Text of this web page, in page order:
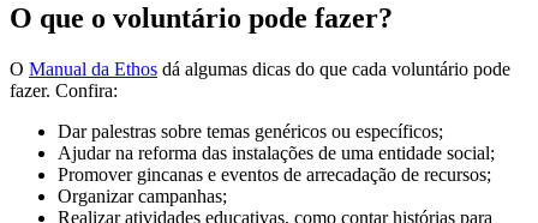
O que o voluntário pode fazer?
O Manual da Ethos dá algumas dicas do que cada voluntário pode
fazer. Confira:
Dar palestras sobre temas genéricos ou específicos;
Ajudar na reforma das instalações de uma entidade social;
Promover gincanas e eventos de arrecadação de recursos;
Organizar campanhas;
Realizar atividades educativas, como contar histórias para